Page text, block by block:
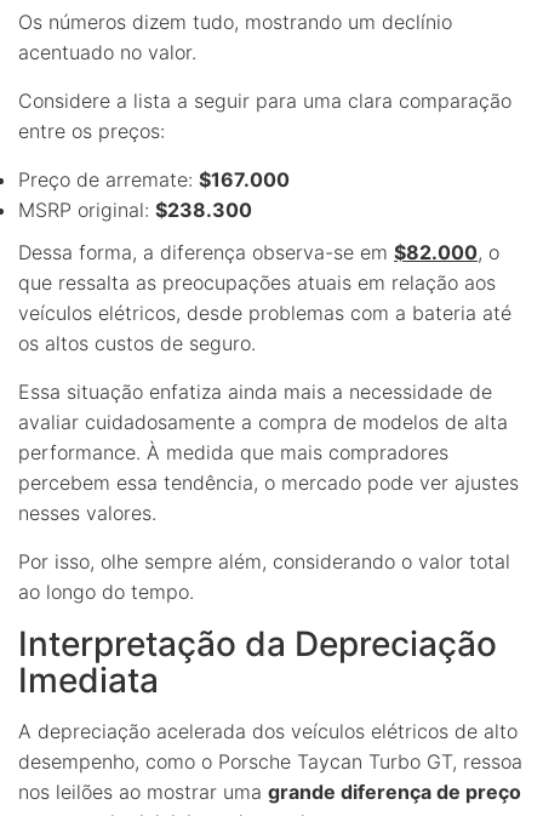
Os números dizem tudo, mostrando um declínio
acentuado no valor.
Considere a lista a seguir para uma clara comparação
entre os preços:
Preço de arremate: $167.000
MSRP original: $238.300
Dessa forma, a diferença observa-se em $82.000, o
que ressalta as preocupações atuais em relação aos
veículos elétricos, desde problemas com a bateria até
os altos custos de seguro.
Essa situação enfatiza ainda mais a necessidade de
avaliar cuidadosamente a compra de modelos de alta
performance. À medida que mais compradores
percebem essa tendência, o mercado pode ver ajustes
nesses valores.
Por isso, olhe sempre além, considerando o valor total
ao longo do tempo.
Interpretação da Depreciação
Imediata
A depreciação acelerada dos veículos elétricos de alto
desempenho, como o Porsche Taycan Turbo GT, ressoa
nos leilões ao mostrar uma grande diferença de preço